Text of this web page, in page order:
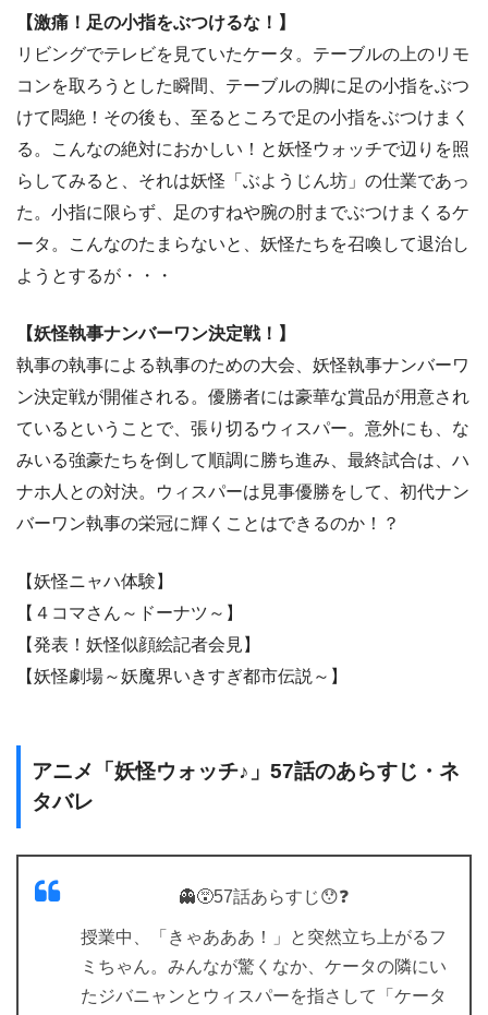
【激痛！足の小指をぶつけるな！】
リビングでテレビを見ていたケータ。テーブルの上のリモ
コンを取ろうとした瞬間、テーブルの脚に足の小指をぶつ
けて悶絶！その後も、至るところで足の小指をぶつけまく
る。こんなの絶対におかしい！と妖怪ウォッチで辺りを照
らしてみると、それは妖怪「ぶようじん坊」の仕業であっ
た。小指に限らず、足のすねや腕の肘までぶつけまくるケ
ータ。こんなのたまらないと、妖怪たちを召喚して退治し
ようとするが・・・
【妖怪執事ナンバーワン決定戦！】
執事の執事による執事のための大会、妖怪執事ナンバーワ
ン決定戦が開催される。優勝者には豪華な賞品が用意され
ているということで、張り切るウィスパー。意外にも、な
みいる強豪たちを倒して順調に勝ち進み、最終試合は、ハ
ナホ人との対決。ウィスパーは見事優勝をして、初代ナン
バーワン執事の栄冠に輝くことはできるのか！？
【妖怪ニャハ体験】
【４コマさん～ドーナツ～】
【発表！妖怪似顔絵記者会見】
【妖怪劇場～妖魔界いきすぎ都市伝説～】
アニメ「妖怪ウォッチ♪」57話のあらすじ・ネ
タバレ
👻😵57話あらすじ😯❓
授業中、「きゃあああ！」と突然立ち上がるフ
ミちゃん。みんなが驚くなか、ケータの隣にい
たジバニャンとウィスパーを指さして「ケータ